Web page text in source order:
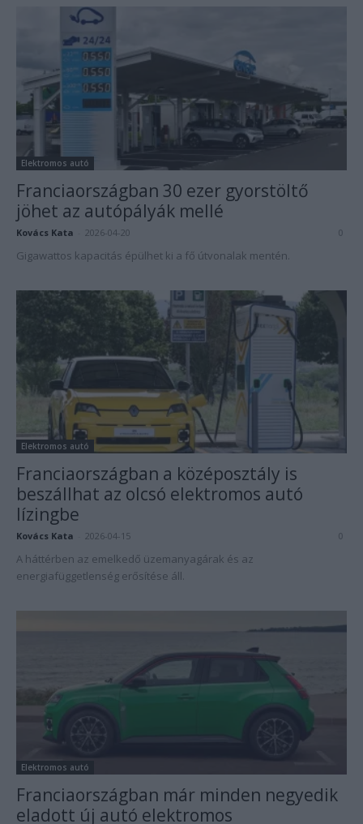
Elektromos autó
Franciaországban 30 ezer gyorstöltő
jöhet az autópályák mellé
Kovács Kata 2026-04-20 0
Gigawattos kapacitás épülhet ki a fő útvonalak mentén.
Elektromos autó
Franciaországban a középosztály is
beszállhat az olcsó elektromos autó
lízingbe
Kovács Kata 2026-04-15 0
A háttérben az emelkedő üzemanyagárak és az
energiafüggetlenség erősítése áll.
Elektromos autó
Franciaországban már minden negyedik
eladott új autó elektromos